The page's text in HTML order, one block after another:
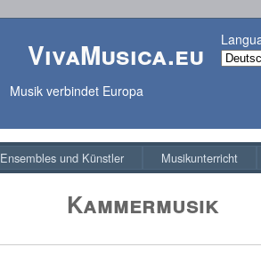
VivaMusica.eu
Musik verbindet Europa
Ensembles und Künstler Musikunterricht
Kammermusik